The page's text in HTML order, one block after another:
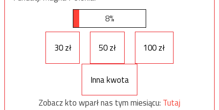
8%
30 zł 50 zł 100 zł
Inna kwota
Zobacz kto wparł nas tym miesiącu: Tutaj